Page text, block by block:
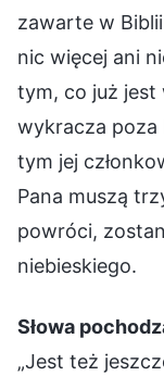
zawarte w
nic więcej ani
tym, co już jest
wykracza poza
tym jej
Pana muszą
powróci,
niebieskiego.
Słowa
„Jest też